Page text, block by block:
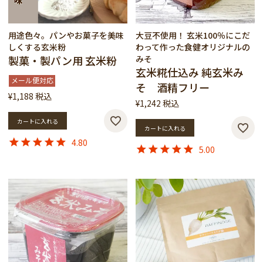
用途色々。パンやお菓子を美味
しくする玄米粉
製菓・製パン用 玄米粉
メール便対応
¥1,188 税込
カートに入れる
4.80
大豆不使用！ 玄米100％にこだ
わって作った食健オリジナルの
みそ
玄米糀仕込み 純玄米み
そ 酒精フリー
¥1,242 税込
カートに入れる
5.00